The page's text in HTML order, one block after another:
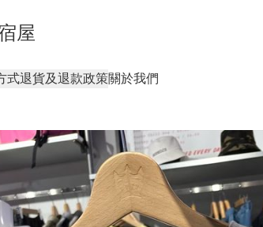
屋
式退貨及退款政策關於我們